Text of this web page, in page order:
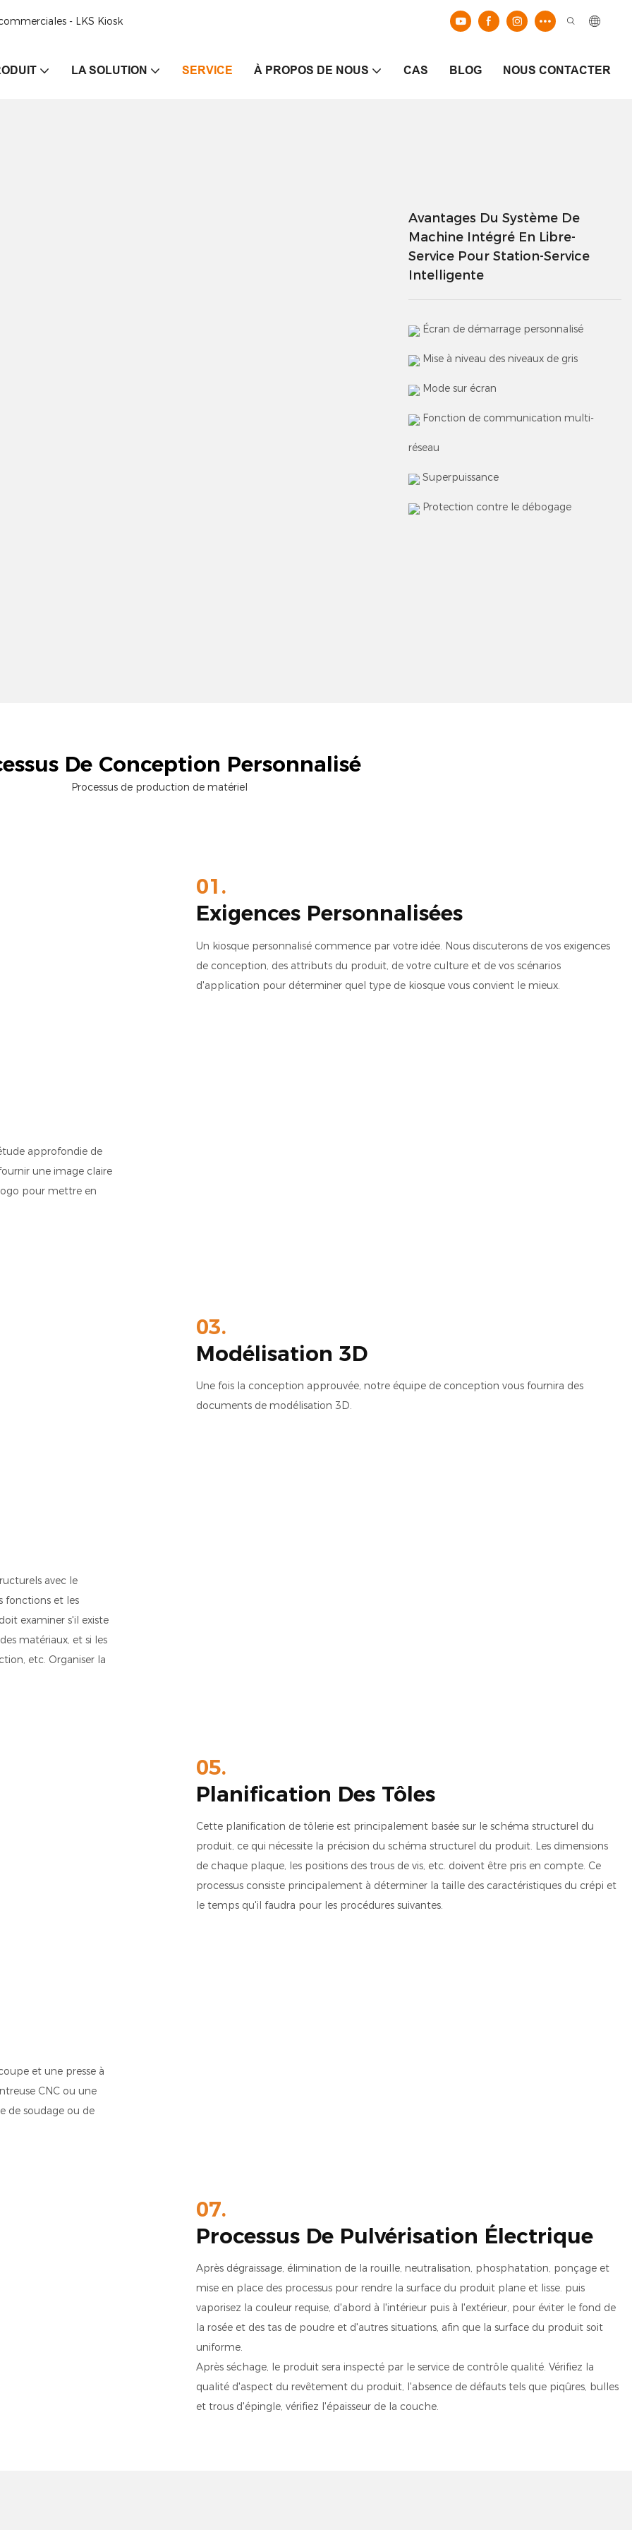
- LKS Kiosk
LA SOLUTION SERVICE À PROPOS DE NOUS CAS BLOG NOUS CONTACTER
Avantages Du Système De
Machine Intégré En Libre-
Service Pour Station-Service
Intelligente
Écran de démarrage personnalisé
Mise à niveau des niveaux de gris
Mode sur écran
Fonction de communication multi-
réseau
Superpuissance
Protection contre le débogage
De Conception Personnalisé
Processus de production de matériel
01.
Exigences Personnalisées
Un kiosque personnalisé commence par votre idée. Nous discuterons de vos exigences
de conception, des attributs du produit, de votre culture et de vos scénarios
d'application pour déterminer quel type de kiosque vous convient le mieux.
approfondie de
une image claire
pour mettre en
03.
Modélisation 3D
Une fois la conception approuvée, notre équipe de conception vous fournira des
documents de modélisation 3D.
avec le
fonctions et les
examiner s'il existe
matériaux, et si les
etc. Organiser la
05.
Planification Des Tôles
Cette planification de tôlerie est principalement basée sur le schéma structurel du
produit, ce qui nécessite la précision du schéma structurel du produit. Les dimensions
de chaque plaque, les positions des trous de vis, etc. doivent être pris en compte. Ce
processus consiste principalement à déterminer la taille des caractéristiques du crépi et
le temps qu'il faudra pour les procédures suivantes.
et une presse à
CNC ou une
de soudage ou de
07.
Processus De Pulvérisation Électrique
Après dégraissage, élimination de la rouille, neutralisation, phosphatation, ponçage et
mise en place des processus pour rendre la surface du produit plane et lisse. puis
vaporisez la couleur requise, d'abord à l'intérieur puis à l'extérieur, pour éviter le fond de
la rosée et des tas de poudre et d'autres situations, afin que la surface du produit soit
uniforme.
Après séchage, le produit sera inspecté par le service de contrôle qualité. Vérifiez la
qualité d'aspect du revêtement du produit, l'absence de défauts tels que piqûres, bulles
et trous d'épingle, vérifiez l'épaisseur de la couche.